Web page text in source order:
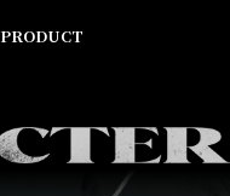
PRODUCT